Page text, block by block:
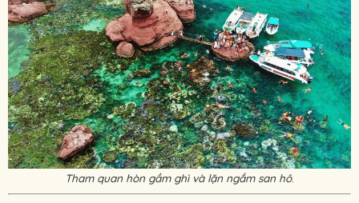
Tham quan hòn gầm ghì và lặn ngắm san hô.